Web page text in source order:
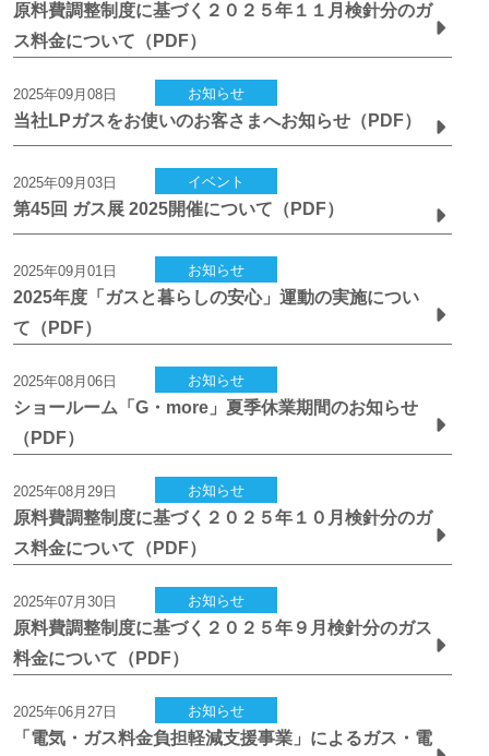
原料費調整制度に基づく２０２５年１１月検針分のガ
ス料金について（PDF）
2025年09月08日 お知らせ
当社LPガスをお使いのお客さまへお知らせ（PDF）
2025年09月03日 イベント
第45回 ガス展 2025開催について（PDF）
2025年09月01日 お知らせ
2025年度「ガスと暮らしの安心」運動の実施につい
て（PDF）
2025年08月06日 お知らせ
ショールーム「G・more」夏季休業期間のお知らせ
（PDF）
2025年08月29日 お知らせ
原料費調整制度に基づく２０２５年１０月検針分のガ
ス料金について（PDF）
2025年07月30日 お知らせ
原料費調整制度に基づく２０２５年９月検針分のガス
料金について（PDF）
2025年06月27日 お知らせ
「電気・ガス料金負担軽減支援事業」によるガス・電